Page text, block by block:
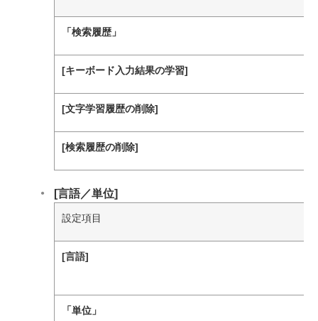
「‍検索履歴‍」
[‍キーボード入力結果の学習‍]
[‍文字学習履歴の削除‍]
[‍検索履歴の削除‍]
[‍言語／単位‍]
設定項目
[‍言語‍]
「‍単位‍」